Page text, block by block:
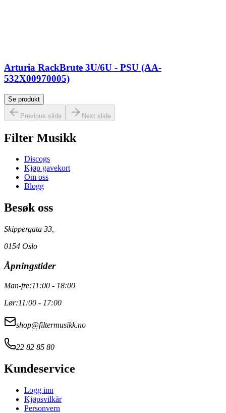
Arturia RackBrute 3U/6U - PSU (AA-
532X00970005)
Se produkt
Previous slide Next slide
Filter Musikk
Discogs
Kjøp gavekort
Om oss
Blogg
Besøk oss
Skippergata 33,
0154 Oslo
Åpningstider
Man-fre:11:00 - 18:00
Lør:11:00 - 17:00
shop@filtermusikk.no
22 82 85 80
Kundeservice
Logg inn
Kjøpsvilkår
Personvern